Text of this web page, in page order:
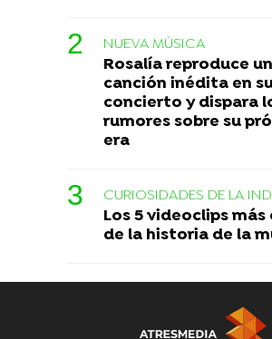
NUEVA MÚSICA
Rosalía reproduce
canción inédita en
concierto y dispara
rumores sobre su
era
CURIOSIDADES DE LA
Los 5 videoclips más
de la historia de la